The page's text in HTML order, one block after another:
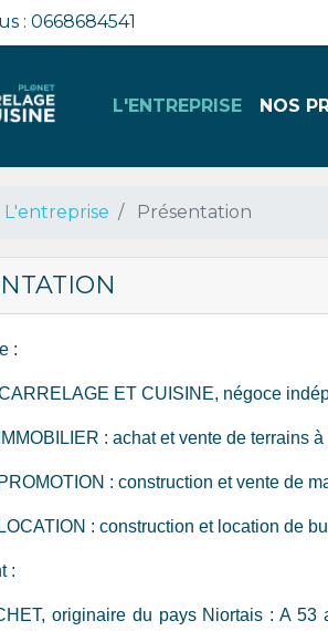
: 0668684541
L'ENTREPRISE
NOS USINES
NOS
L'entreprise Présentation
:
ET CUISINE, négoce
: achat et vente de terrains
: construction et vente de
: construction et location de
:
originaire du pays Niortais : A 53